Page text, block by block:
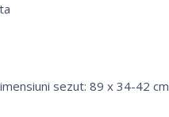
sezut: 89 x 34-42 cm